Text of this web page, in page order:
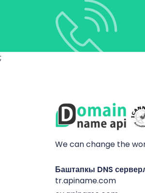
;
We can change the
Баштапкы DNS
tr.apiname.com